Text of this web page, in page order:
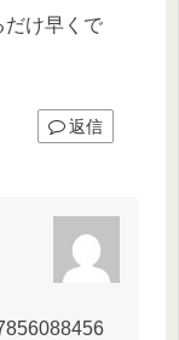
だけ早くで
返信